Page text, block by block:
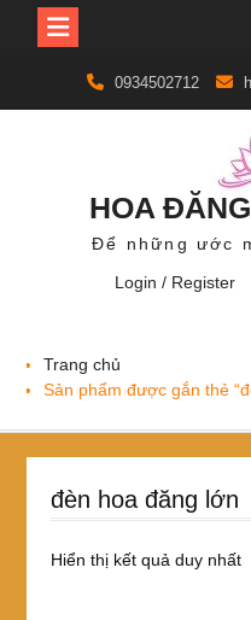
content
0934502712
HOA
Để những ước
Login / Register
Trang chủ
Sản phẩm được gắn thẻ
đèn hoa đăng lớn
Hiển thị kết quả duy nhất